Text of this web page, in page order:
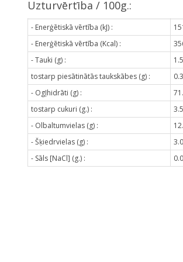
Uzturvērtība / 100g.:
- Enerģētiskā vērtība (kJ) :
- Enerģētiskā vērtība (Kcal) :
- Tauki (g) :
1.5
tostarp piesātinātās taukskābes (g) :
0.3
- Ogļhidrāti (g) :
tostarp cukuri (g.) :
3.5
- Olbaltumvielas (g) :
- Šķiedrvielas (g) :
3.0
- Sāls [NaCl] (g.) :